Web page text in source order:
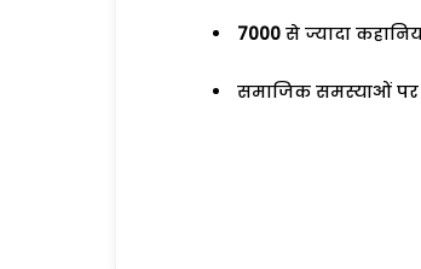
7000 से ज्यादा
समाजिक समस्याओं